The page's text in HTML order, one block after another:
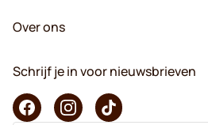
Over ons
Schrijf je in voor nieuwsbrieven